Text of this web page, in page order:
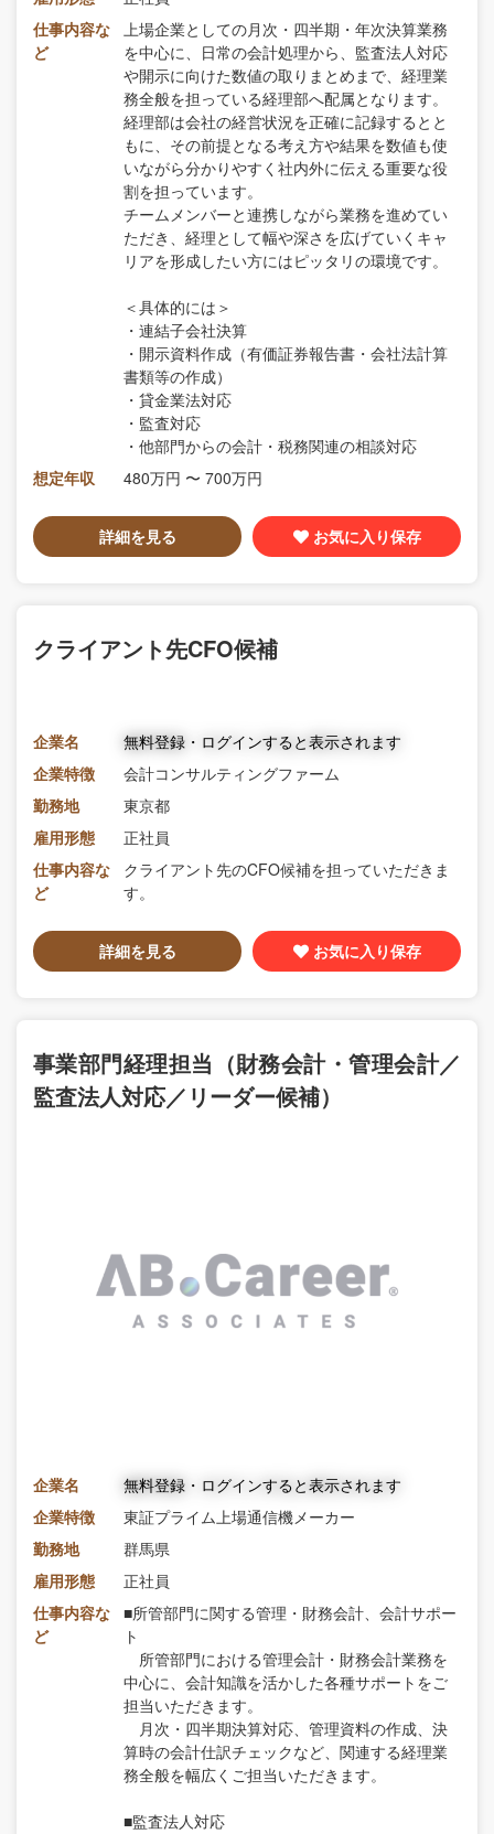
仕事内容な
ど
上場企業としての月次・四半期・年次決算業務
を中心に、日常の会計処理から、監査法人対応
や開示に向けた数値の取りまとめまで、経理業
務全般を担っている経理部へ配属となります。
経理部は会社の経営状況を正確に記録するとと
もに、その前提となる考え方や結果を数値も使
いながら分かりやすく社内外に伝える重要な役
割を担っています。
チームメンバーと連携しながら業務を進めてい
ただき、経理として幅や深さを広げていくキャ
リアを形成したい方にはピッタリの環境です。
＜具体的には＞
・連結子会社決算
・開示資料作成（有価証券報告書・会社法計算
書類等の作成）
・貸金業法対応
・監査対応
・他部門からの会計・税務関連の相談対応
想定年収
480万円 〜 700万円
詳細を見る お気に入り保存
クライアント先CFO候補
企業名
無料登録・ログインすると表示されます
企業特徴
会計コンサルティングファーム
勤務地
東京都
雇用形態
正社員
仕事内容な
ど
クライアント先のCFO候補を担っていただきま
す。
詳細を見る お気に入り保存
事業部門経理担当（財務会計・管理会計／
監査法人対応／リーダー候補）
企業名
無料登録・ログインすると表示されます
企業特徴
東証プライム上場通信機メーカー
勤務地
群馬県
雇用形態
正社員
仕事内容な
ど
■所管部門に関する管理・財務会計、会計サポー
ト
所管部門における管理会計・財務会計業務を
中心に、会計知識を活かした各種サポートをご
担当いただきます。
月次・四半期決算対応、管理資料の作成、決
算時の会計仕訳チェックなど、関連する経理業
務全般を幅広くご担当いただきます。
■監査法人対応